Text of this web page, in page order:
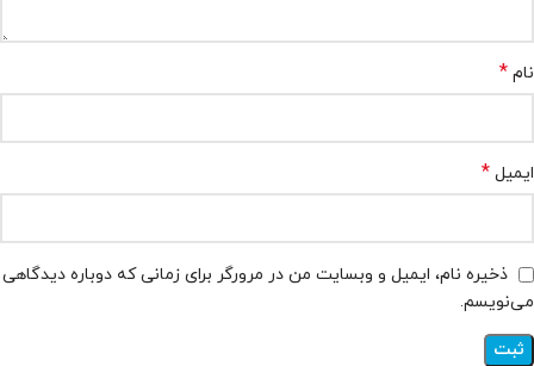
نام *
ایمیل *
ذخیره نام، ایمیل و وبسایت من در مرورگر برای زمانی که دوباره دیدگاهی
می‌نویسم.